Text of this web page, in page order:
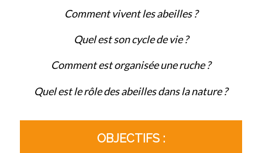
Comment vivent les abeilles ?
Quel est son cycle de vie ?
Comment est organisée une ruche ?
Quel est le rôle des abeilles dans la nature ?
OBJECTIFS :